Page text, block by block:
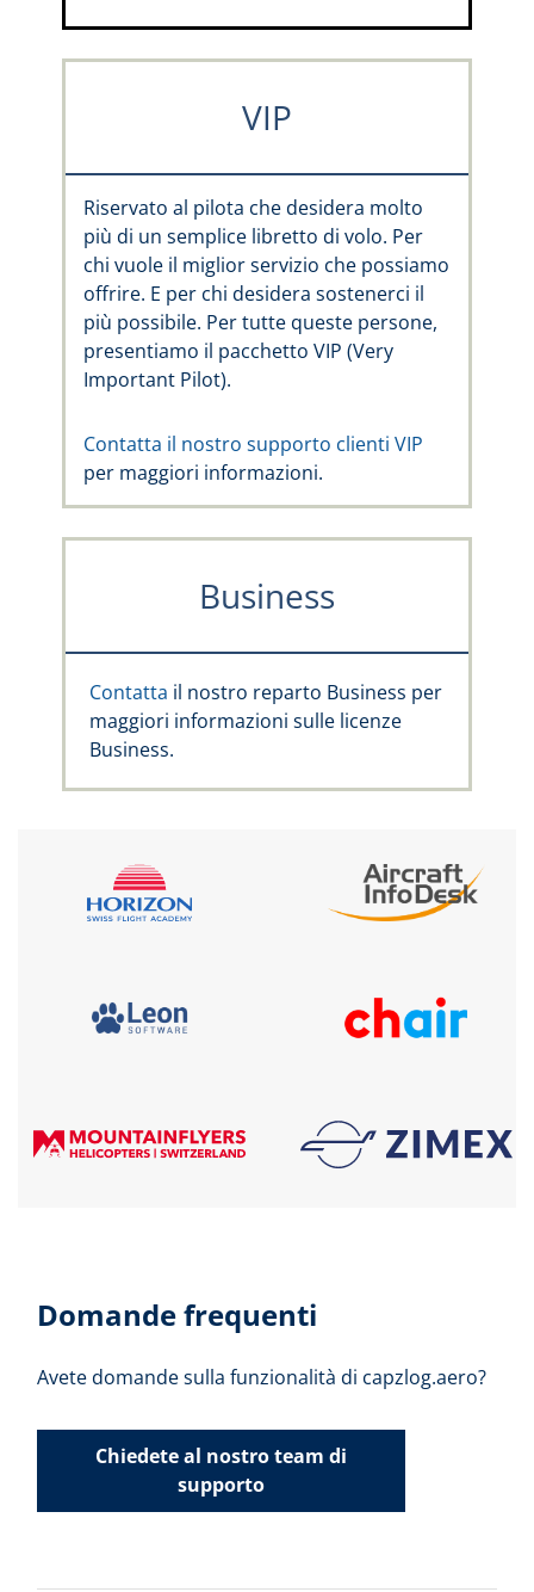
VIP
Riservato al pilota che desidera molto
più di un semplice libretto di volo. Per
chi vuole il miglior servizio che possiamo
offrire. E per chi desidera sostenerci il
più possibile. Per tutte queste persone,
presentiamo il pacchetto VIP (Very
Important Pilot).
Contatta il nostro supporto clienti VIP
per maggiori informazioni.
Business
Contatta il nostro reparto Business per
maggiori informazioni sulle licenze
Business.
Domande frequenti
Avete domande sulla funzionalità di capzlog.aero?
Chiedete al nostro team di
supporto